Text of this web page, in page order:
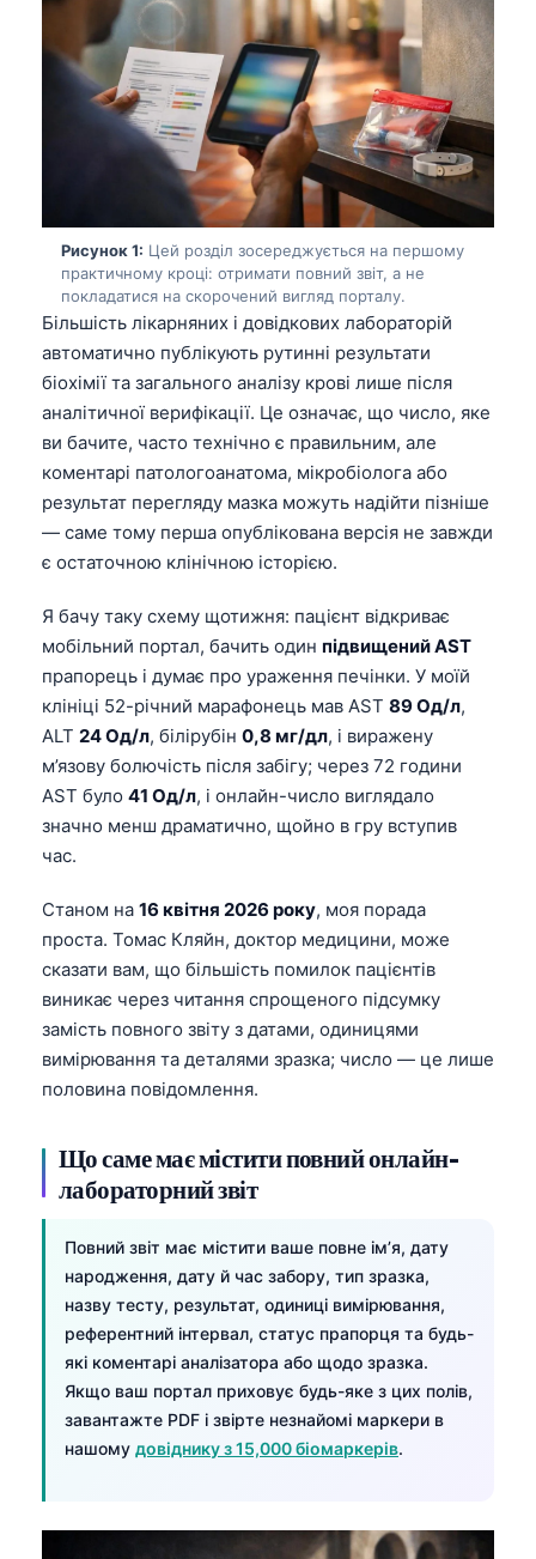
Рисунок 1: Цей розділ зосереджується на першому
практичному кроці: отримати повний звіт, а не
покладатися на скорочений вигляд порталу.
Більшість лікарняних і довідкових лабораторій
автоматично публікують рутинні результати
біохімії та загального аналізу крові лише після
аналітичної верифікації. Це означає, що число, яке
ви бачите, часто технічно є правильним, але
коментарі патологоанатома, мікробіолога або
результат перегляду мазка можуть надійти пізніше
— саме тому перша опублікована версія не завжди
є остаточною клінічною історією.
Я бачу таку схему щотижня: пацієнт відкриває
мобільний портал, бачить один підвищений AST
прапорець і думає про ураження печінки. У моїй
клініці 52-річний марафонець мав AST 89 Од/л,
ALT 24 Од/л, білірубін 0,8 мг/дл, і виражену
м’язову болючість після забігу; через 72 години
AST було 41 Од/л, і онлайн-число виглядало
значно менш драматично, щойно в гру вступив
час.
Станом на 16 квітня 2026 року, моя порада
проста. Томас Кляйн, доктор медицини, може
сказати вам, що більшість помилок пацієнтів
виникає через читання спрощеного підсумку
замість повного звіту з датами, одиницями
вимірювання та деталями зразка; число — це лише
половина повідомлення.
Що саме має містити повний онлайн-
лабораторний звіт
Повний звіт має містити ваше повне ім’я, дату
народження, дату й час забору, тип зразка,
назву тесту, результат, одиниці вимірювання,
референтний інтервал, статус прапорця та будь-
які коментарі аналізатора або щодо зразка.
Якщо ваш портал приховує будь-яке з цих полів,
завантажте PDF і звірте незнайомі маркери в
нашому довіднику з 15,000 біомаркерів.